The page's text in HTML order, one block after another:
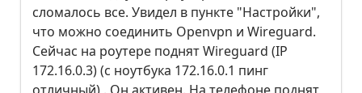
сломалось все. Увидел в пункте "Настройки",
что можно соединить Openvpn и Wireguard.
Сейчас на роутере поднят Wireguard (IP
172.16.0.3) (с ноутбука 172.16.0.1 пинг